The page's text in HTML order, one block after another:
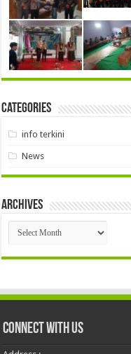
Categories
info terkini
News
Archives
Archives
Connect With Us